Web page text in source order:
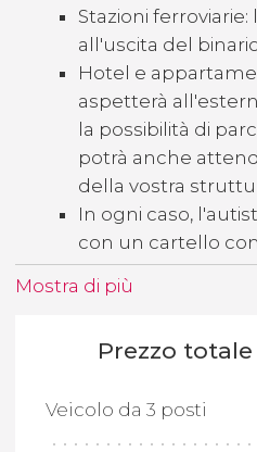
Stazioni
all'uscita del
Hotel e
aspetterà
la possibilità di
potrà anche
della vostra
In ogni caso,
con un cartello
Mostra di più
Prezzo
Veicolo da 3 posti